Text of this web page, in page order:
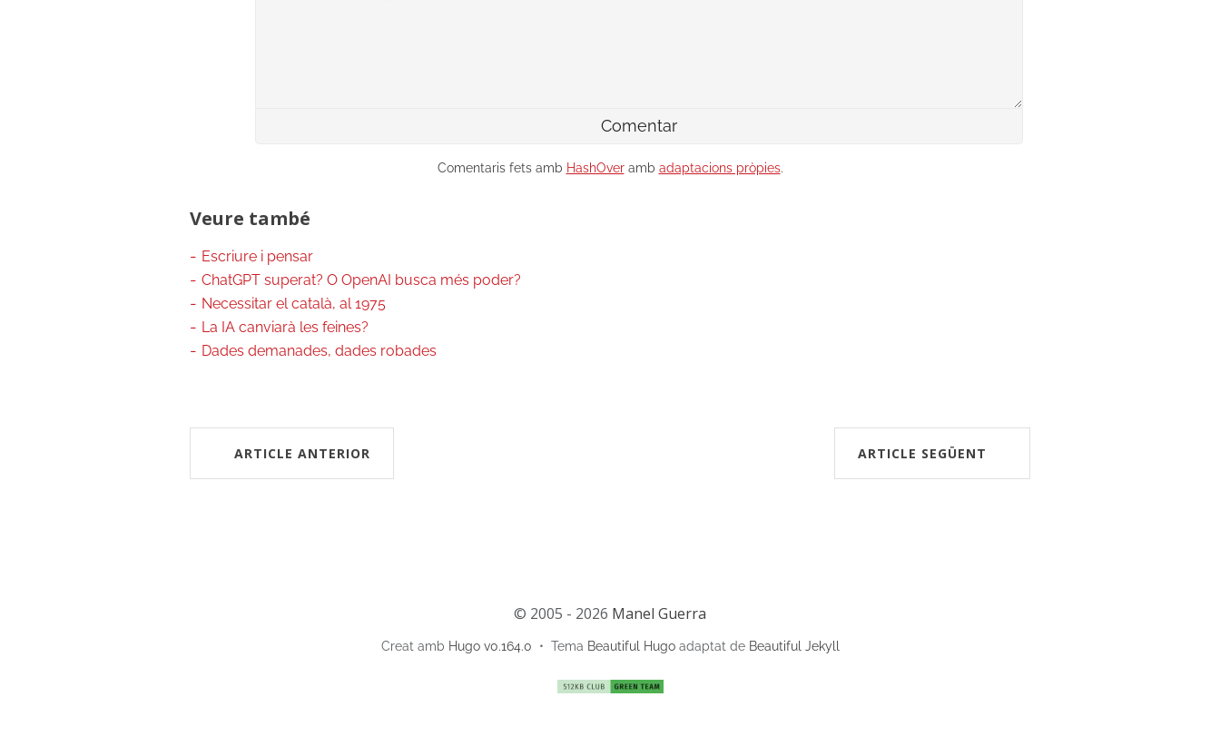
Comentaris fets amb HashOveramb adaptacions pròpies.
Veure també
Escriure i pensar
ChatGPT superat? O OpenAI busca més poder?
Necessitar el català, al 1975
La IA canviarà les feines?
Dades demanades, dades robades
ARTICLE ANTERIOR ARTICLE SEGÜENT
© 2005 - 2026 Manel Guerra
Creat amb Hugo v0.164.0 • Tema Beautiful Hugoadaptat de Beautiful Jekyll